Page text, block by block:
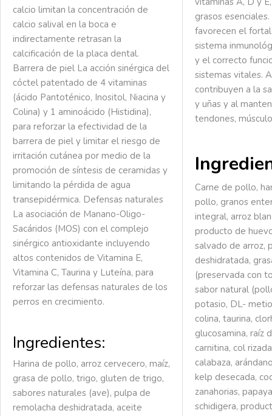
calcio limitan la concentración de
calcio salival en la boca e
indirectamente retrasan la
calcificación de la placa dental.
Barrera de piel La acción sinérgica del
cóctel patentado de 4 vitaminas
(ácido Pantoténico, Inositol, Niacina y
Colina) y 1 aminoácido (Histidina),
para reforzar la efectividad de la
barrera de piel y limitar el riesgo de
irritación cutánea por medio de la
promoción de síntesis de ceramidas y
limitando la pérdida de agua
transepidérmica. Defensas naturales
La asociación de Manano-Oligo-
Sacáridos (MOS) con el complejo
sinérgico antioxidante incluyendo
altos contenidos de Vitamina E,
Vitamina C, Taurina y Luteína, para
reforzar las defensas naturales de los
perros en crecimiento.
Ingredientes:
Harina de pollo, arroz cervecero, maíz,
grasa de pollo, trigo, gluten de trigo,
sabores naturales (ave), pulpa de
remolacha deshidratada, aceite
grasos
favorecen el
sistema
y el correcto
sistemas vitales.
contribuyen a la
y uñas y al
tendones,
Carne de pollo,
pollo, granos
integral, arroz
producto de
salvado de arroz,
deshidratada,
(preservada con
sabor natural
potasio, DL-
colina, taurina,
glucosamina, raíz
carnitina, col
calabaza,
kelp desecada,
zanahorias,
schidigera,